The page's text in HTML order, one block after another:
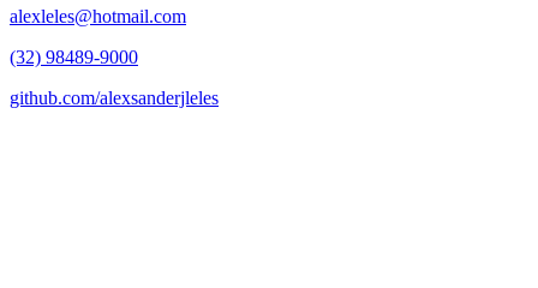
alexleles@hotmail.com
(32) 98489-9000
github.com/alexsanderjleles